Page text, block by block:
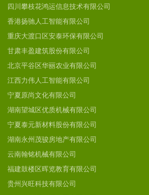
四川攀枝花鸿运信息技术有限公司
香港扬驰人工智能有限公司
重庆大渡口区安泰环保有限公司
甘肃丰盈建筑股份有限公司
北京平谷区华丽农业有限公司
江西力伟人工智能有限公司
宁夏原尚文化有限公司
湖南望城区优质机械有限公司
宁夏泰元新材料股份有限公司
湖南永州茂骏房地产有限公司
云南翰铭机械有限公司
福建鼓楼区晖览教育有限公司
贵州兴旺科技有限公司